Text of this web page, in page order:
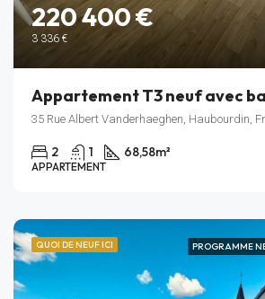
220 400 €
3 336 €
35 Rue Albert Vanderhaeghen, Haubourdin,
2 1 68,58m²
APPARTEMENT
QUOI DE NEUF ICI PROGRAMME